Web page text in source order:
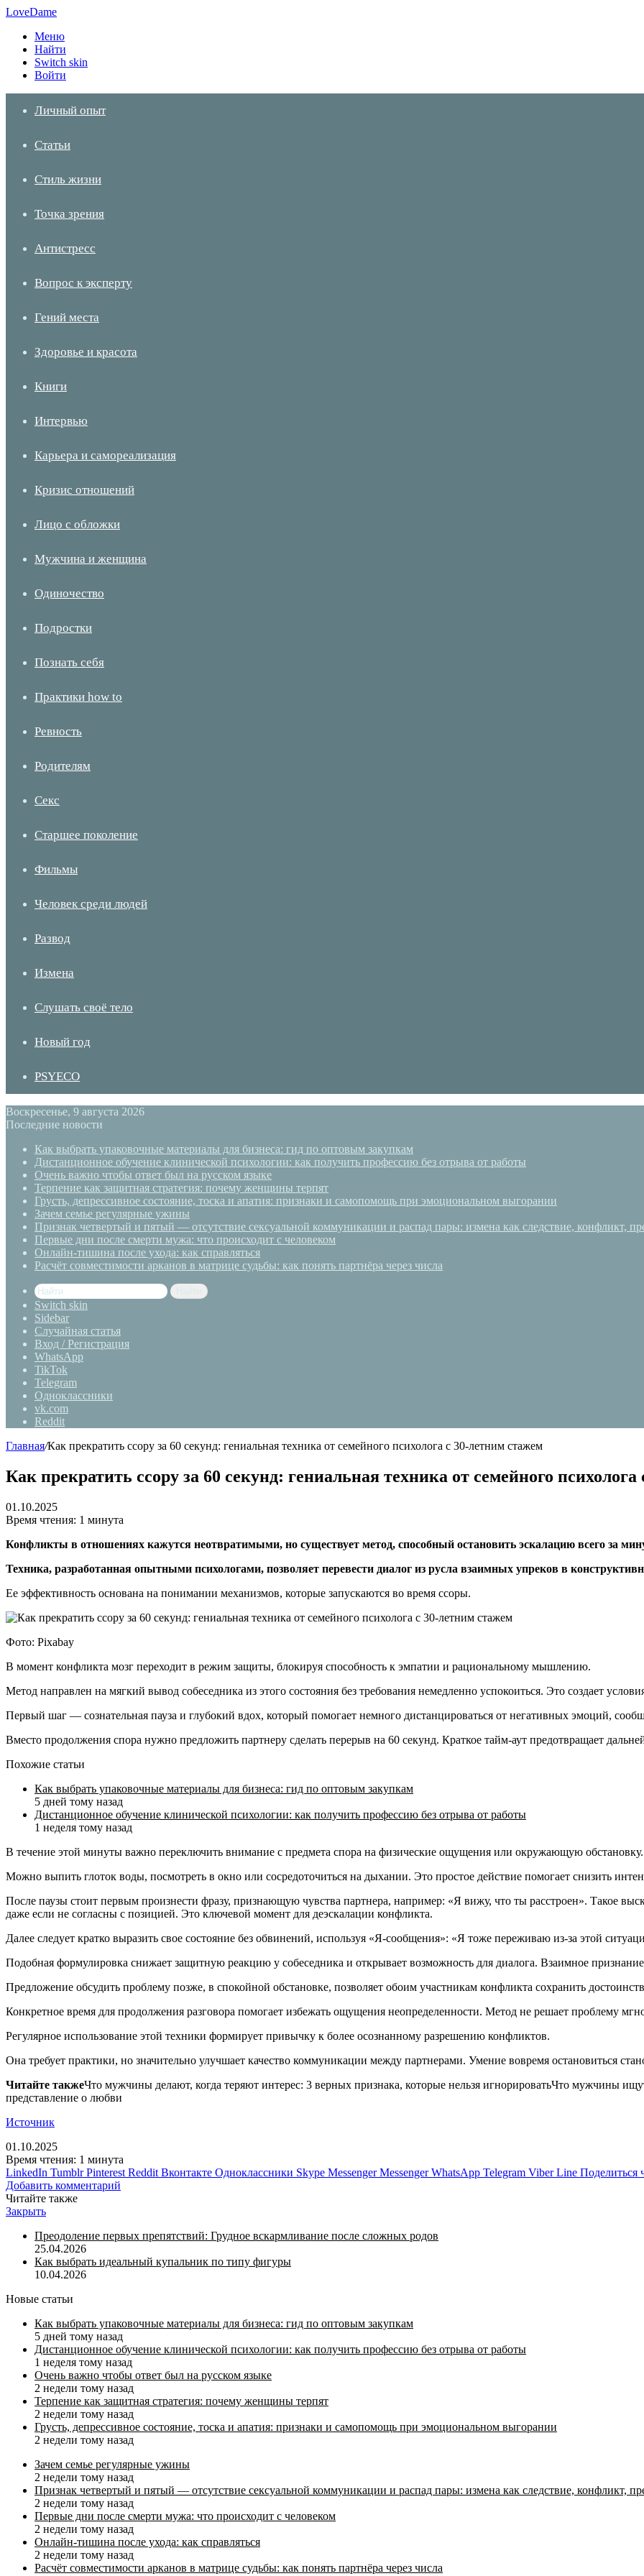
LoveDame
Меню
Найти
Switch skin
Войти
Личный опыт
Статьи
Стиль жизни
Точка зрения
Антистресс
Вопрос к эксперту
Гений места
Здоровье и красота
Книги
Интервью
Карьера и самореализация
Кризис отношений
Лицо с обложки
Мужчина и женщина
Одиночество
Подростки
Познать себя
Практики how to
Ревность
Родителям
Секс
Старшее поколение
Фильмы
Человек среди людей
Развод
Измена
Слушать своё тело
Новый год
PSYECO
Воскресенье, 9 августа 2026
Последние новости
Как выбрать упаковочные материалы для бизнеса: гид по оптовым закупкам
Дистанционное обучение клинической психологии: как получить профессию без отрыва от работы
Очень важно чтобы ответ был на русском языке
Терпение как защитная стратегия: почему женщины терпят
Грусть, депрессивное состояние, тоска и апатия: признаки и самопомощь при эмоциональном выгорании
Зачем семье регулярные ужины
Признак четвертый и пятый — отсутствие сексуальной коммуникации и распад пары: измена как следствие, конфликт,
Первые дни после смерти мужа: что происходит с человеком
Онлайн-тишина после ухода: как справляться
Расчёт совместимости арканов в матрице судьбы: как понять партнёра через числа
Switch skin
Sidebar
Случайная статья
Вход / Регистрация
WhatsApp
TikTok
Telegram
Одноклассники
vk.com
Reddit
Главная/Как прекратить ссору за 60 секунд: гениальная техника от семейного психолога с 30-летним стажем
Как прекратить ссору за 60 секунд: гениальная техника от семейного
01.10.2025
Время чтения: 1 минута
Конфликты в отношениях кажутся неотвратимыми, но существует метод, способный остановить эскалацию всего за
Техника, разработанная опытными психологами, позволяет перевести диалог из русла взаимных упреков в
Ее эффективность основана на понимании механизмов, которые запускаются во время ссоры.
Фото: Pixabay
В момент конфликта мозг переходит в режим защиты, блокируя способность к эмпатии и рациональному мышлению.
Метод направлен на мягкий вывод собеседника из этого состояния без требования немедленно успокоиться. Это создает
Первый шаг — сознательная пауза и глубокий вдох, который помогает немного дистанцироваться от негативных эмоций,
Вместо продолжения спора нужно предложить партнеру сделать перерыв на 60 секунд. Краткое тайм-аут предотвращает
Похожие статьи
Как выбрать упаковочные материалы для бизнеса: гид по оптовым закупкам
5 дней тому назад
Дистанционное обучение клинической психологии: как получить профессию без отрыва от работы
1 неделя тому назад
В течение этой минуты важно переключить внимание с предмета спора на физические ощущения или окружающую обстановку.
Можно выпить глоток воды, посмотреть в окно или сосредоточиться на дыхании. Это простое действие помогает снизить
После паузы стоит первым произнести фразу, признающую чувства партнера, например: «Я вижу, что ты расстроен». Такое
даже если не согласны с позицией. Это ключевой момент для деэскалации конфликта.
Далее следует кратко выразить свое состояние без обвинений, используя «Я-сообщения»: «Я тоже переживаю из-за этой
Подобная формулировка снижает защитную реакцию у собеседника и открывает возможность для диалога. Взаимное
Предложение обсудить проблему позже, в спокойной обстановке, позволяет обоим участникам конфликта сохранить
Конкретное время для продолжения разговора помогает избежать ощущения неопределенности. Метод не решает проблему
Регулярное использование этой техники формирует привычку к более осознанному разрешению конфликтов.
Она требует практики, но значительно улучшает качество коммуникации между партнерами. Умение вовремя остановиться
Читайте такжеЧто мужчины делают, когда теряют интерес: 3 верных признака, которые нельзя игнорироватьЧто мужчины
представление о любви
Источник
01.10.2025
Время чтения: 1 минута
LinkedIn Tumblr Pinterest Reddit Вконтакте Одноклассники Skype Messenger Messenger WhatsApp Telegram Viber Line Поделиться
Добавить комментарий
Читайте также
Закрыть
Преодоление первых препятствий: Грудное вскармливание после сложных родов
25.04.2026
Как выбрать идеальный купальник по типу фигуры
10.04.2026
Новые статьи
Как выбрать упаковочные материалы для бизнеса: гид по оптовым закупкам
5 дней тому назад
Дистанционное обучение клинической психологии: как получить профессию без отрыва от работы
1 неделя тому назад
Очень важно чтобы ответ был на русском языке
2 недели тому назад
Терпение как защитная стратегия: почему женщины терпят
2 недели тому назад
Грусть, депрессивное состояние, тоска и апатия: признаки и самопомощь при эмоциональном выгорании
2 недели тому назад
Зачем семье регулярные ужины
2 недели тому назад
Признак четвертый и пятый — отсутствие сексуальной коммуникации и распад пары: измена как следствие, конфликт,
2 недели тому назад
Первые дни после смерти мужа: что происходит с человеком
2 недели тому назад
Онлайн-тишина после ухода: как справляться
2 недели тому назад
Расчёт совместимости арканов в матрице судьбы: как понять партнёра через числа